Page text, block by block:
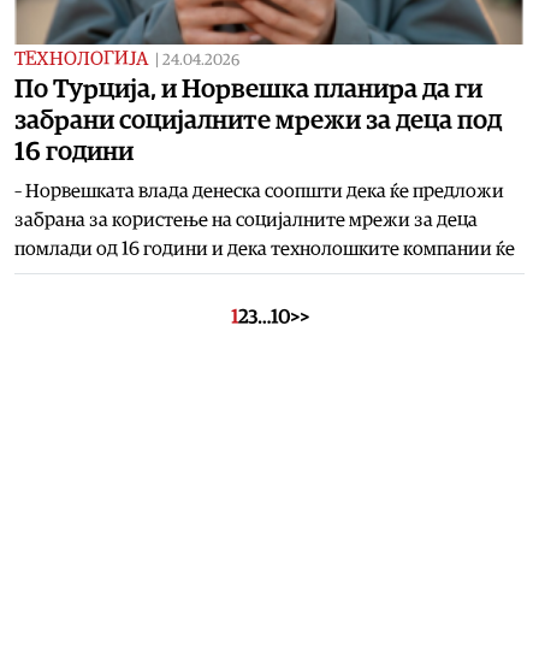
ТЕХНОЛОГИЈА 24.04.2026
По Турција, и Норвешка планира да ги
забрани социјалните мрежи за деца под
16 години
– Норвешката влада денеска соопшти дека ќе предложи
забрана за користење на социјалните мрежи за деца
помлади од 16 години и дека технолошките компании ќе
123…10>>